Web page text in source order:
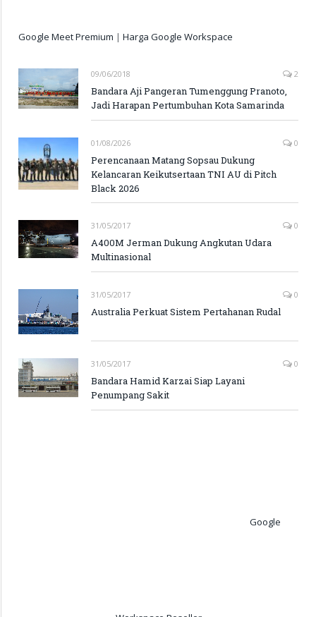
Google Meet Premium | Harga Google Workspace
09/06/2018 2
Bandara Aji Pangeran Tumenggung Pranoto,
Jadi Harapan Pertumbuhan Kota Samarinda
01/08/2026 0
Perencanaan Matang Sopsau Dukung
Kelancaran Keikutsertaan TNI AU di Pitch
Black 2026
31/05/2017 0
A400M Jerman Dukung Angkutan Udara
Multinasional
31/05/2017 0
Australia Perkuat Sistem Pertahanan Rudal
31/05/2017 0
Bandara Hamid Karzai Siap Layani
Penumpang Sakit
Google